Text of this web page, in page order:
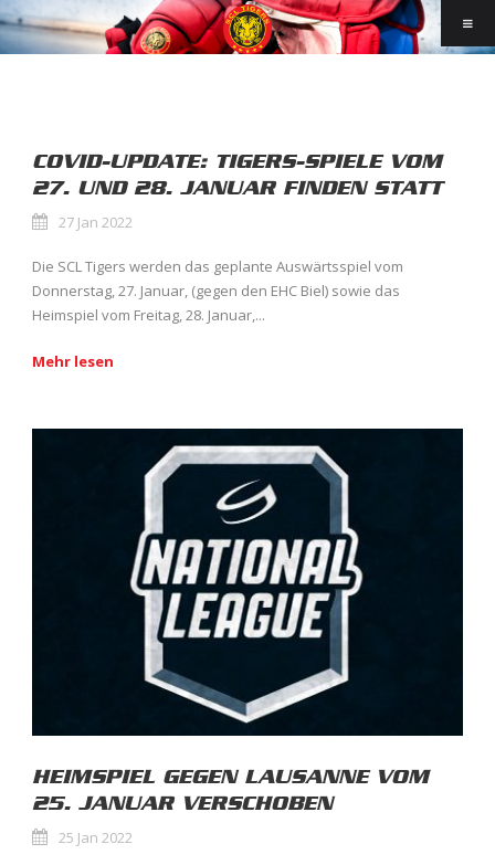
COVID-UPDATE: TIGERS-SPIELE VOM
27. UND 28. JANUAR FINDEN STATT
27 Jan 2022
Die SCL Tigers werden das geplante Auswärtsspiel vom
Donnerstag, 27. Januar, (gegen den EHC Biel) sowie das
Heimspiel vom Freitag, 28. Januar,...
Mehr lesen
HEIMSPIEL GEGEN LAUSANNE VOM
25. JANUAR VERSCHOBEN
25 Jan 2022